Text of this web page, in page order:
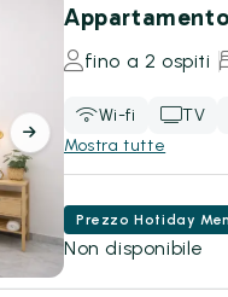
fino a 2 ospiti
Wi-fi TV
Mostra tutte
Prezzo Hotiday
Non disponibile